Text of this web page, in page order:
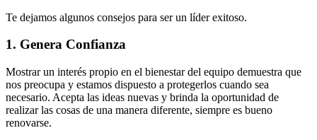
Te dejamos algunos consejos para ser un líder exitoso.
1. Genera Confianza
Mostrar un interés propio en el bienestar del equipo demuestra que
nos preocupa y estamos dispuesto a protegerlos cuando sea
necesario. Acepta las ideas nuevas y brinda la oportunidad de
realizar las cosas de una manera diferente, siempre es bueno
renovarse.